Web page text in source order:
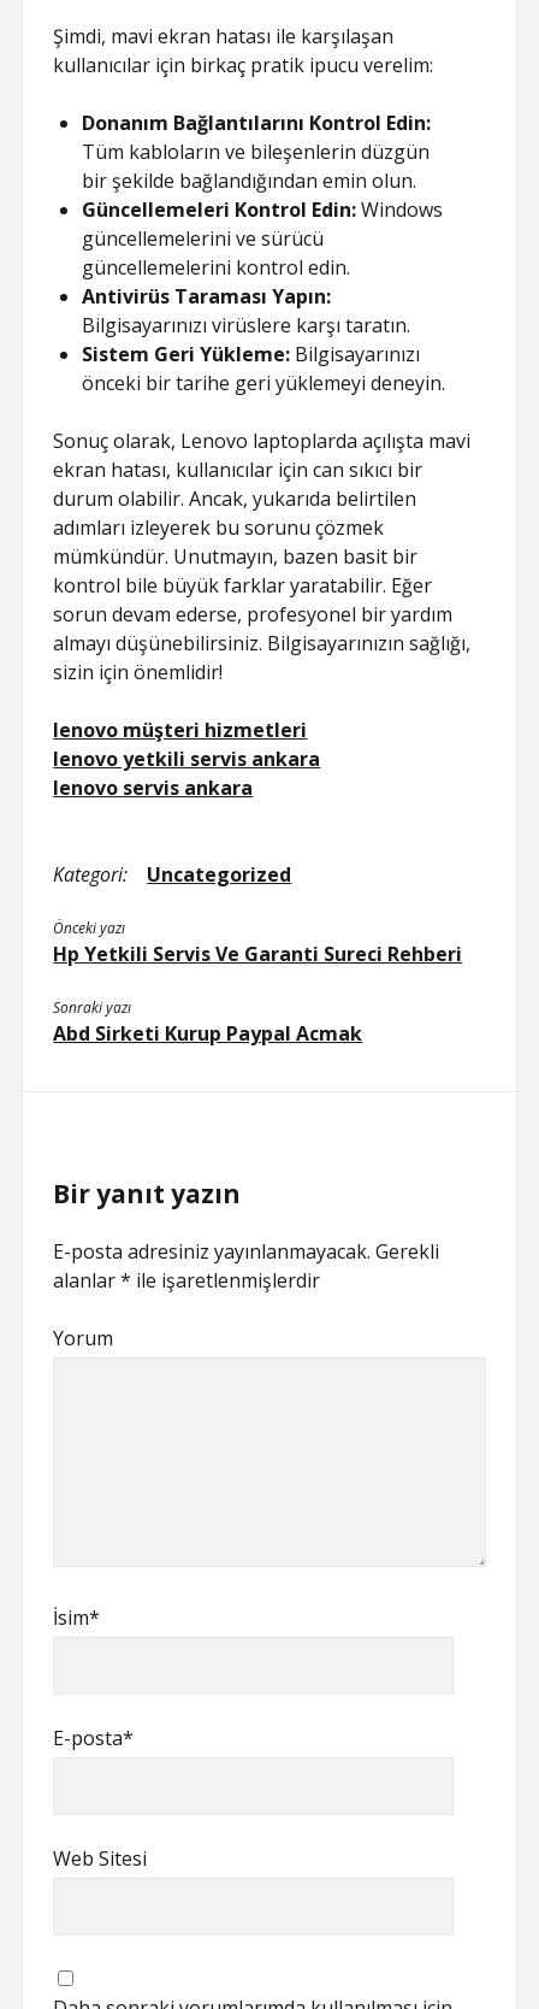
Şimdi, mavi ekran hatası ile karşılaşan
kullanıcılar için birkaç pratik ipucu verelim:
Donanım Bağlantılarını Kontrol Edin:
Tüm kabloların ve bileşenlerin düzgün
bir şekilde bağlandığından emin olun.
Güncellemeleri Kontrol Edin:Windows
güncellemelerini ve sürücü
güncellemelerini kontrol edin.
Antivirüs Taraması Yapın:
Bilgisayarınızı virüslere karşı taratın.
Sistem Geri Yükleme: Bilgisayarınızı
önceki bir tarihe geri yüklemeyi deneyin.
Sonuç olarak, Lenovo laptoplarda açılışta mavi
ekran hatası, kullanıcılar için can sıkıcı bir
durum olabilir. Ancak, yukarıda belirtilen
adımları izleyerek bu sorunu çözmek
mümkündür. Unutmayın, bazen basit bir
kontrol bile büyük farklar yaratabilir. Eğer
sorun devam ederse, profesyonel bir yardım
almayı düşünebilirsiniz. Bilgisayarınızın sağlığı,
sizin için önemlidir!
lenovo müşteri hizmetleri
lenovo yetkili servis ankara
lenovo servis ankara
Kategori: Uncategorized
Önceki yazı
Hp Yetkili Servis Ve Garanti Sureci Rehberi
Sonraki yazı
Abd Sirketi Kurup Paypal Acmak
Bir yanıt yazın
E-posta adresiniz yayınlanmayacak. Gerekli
alanlar* ile işaretlenmişlerdir
Yorum
İsim*
E-posta*
Web Sitesi